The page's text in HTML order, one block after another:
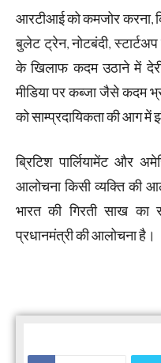
आरटीआई को कमजोर करना,
बुलेट ट्रेन, नोटबंदी, स्टार्टअप
के खिलाफ कदम उठाने में
मीडिया पर कब्जा जैसे कदम
को साम्प्रदायिकता की आग में
ब्रिटिश पार्लियामेंट और
आलोचना किसी व्यक्ति की
भारत की गिरती साख
प्रधानमंत्री की आलोचना है।